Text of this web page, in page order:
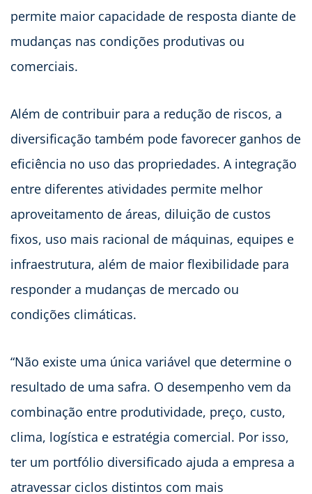
permite maior capacidade de resposta diante de
mudanças nas condições produtivas ou
comerciais.
Além de contribuir para a redução de riscos, a
diversificação também pode favorecer ganhos de
eficiência no uso das propriedades. A integração
entre diferentes atividades permite melhor
aproveitamento de áreas, diluição de custos
fixos, uso mais racional de máquinas, equipes e
infraestrutura, além de maior flexibilidade para
responder a mudanças de mercado ou
condições climáticas.
“Não existe uma única variável que determine o
resultado de uma safra. O desempenho vem da
combinação entre produtividade, preço, custo,
clima, logística e estratégia comercial. Por isso,
ter um portfólio diversificado ajuda a empresa a
atravessar ciclos distintos com mais